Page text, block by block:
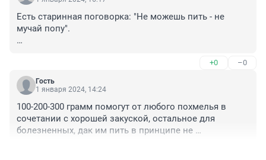
Есть старинная поговорка: "Не можешь пить - не
мучай попу".
+0 –0
Гость
1 января 2024, 14:24
100-200-300 грамм помогут от любого похмелья в
сочетании с хорошей закуской, остальное для
болезненных, дак им пить в принципе не